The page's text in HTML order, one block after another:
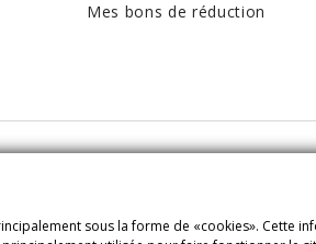
Mes bons de réduction
sous la forme de «cookies». Cette